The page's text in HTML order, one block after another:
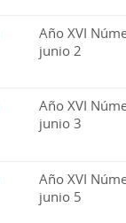
Año XVI
junio 2
Año XVI
junio 3
Año XVI
junio 5